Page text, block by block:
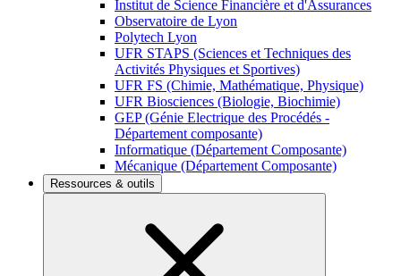
Institut de Science Financière et d'Assurances
Observatoire de Lyon
Polytech Lyon
UFR STAPS (Sciences et Techniques des
Activités Physiques et Sportives)
UFR FS (Chimie, Mathématique, Physique)
UFR Biosciences (Biologie, Biochimie)
GEP (Génie Electrique des Procédés -
Département composante)
Informatique (Département Composante)
Mécanique (Département Composante)
Ressources & outils